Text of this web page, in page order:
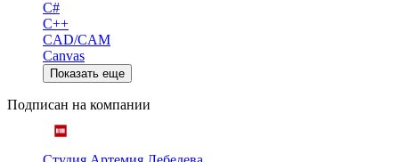
C#
C++
CAD/CAM
Canvas
Показать еще
Подписан на компании